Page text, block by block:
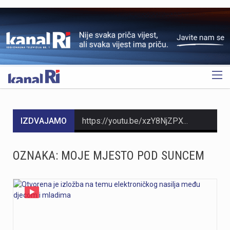
OGLAS
IZDVAJAMO
OZNAKA: MOJE MJESTO POD SUNCEM